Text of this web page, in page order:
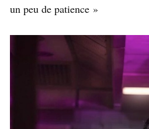
un peu de patience »